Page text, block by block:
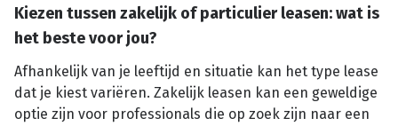
Kiezen tussen zakelijk of particulier leasen: wat is
het beste voor jou?
Afhankelijk van je leeftijd en situatie kan het type lease
dat je kiest variëren. Zakelijk leasen kan een geweldige
optie zijn voor professionals die op zoek zijn naar een